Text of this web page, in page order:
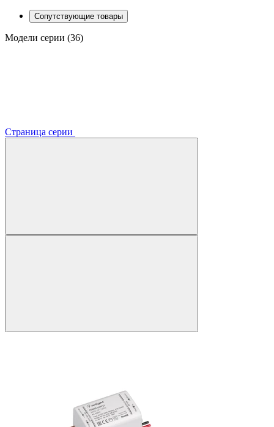
Сопутствующие товары
Модели серии (36)
Страница серии